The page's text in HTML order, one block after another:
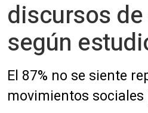
discursos
según
El 87% no se siente
movimientos